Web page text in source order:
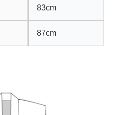
83cm
87cm